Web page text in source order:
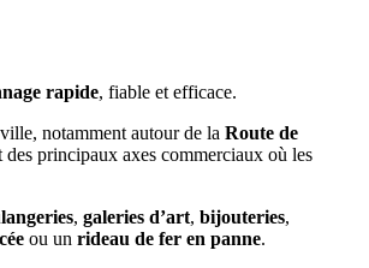
rapide, fiable et efficace.
notamment autour de la Route de
des principaux axes commerciaux où les
, galeries d’art, bijouteries,
ou un rideau de fer en panne.